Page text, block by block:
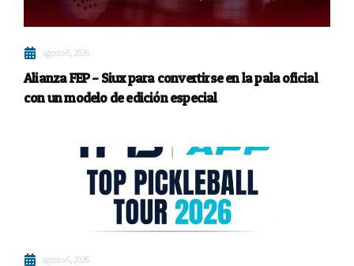
agosto 6, 2026
Alianza FEP – Siux para convertirse en la pala oficial
con un modelo de edición especial
agosto 6, 2026